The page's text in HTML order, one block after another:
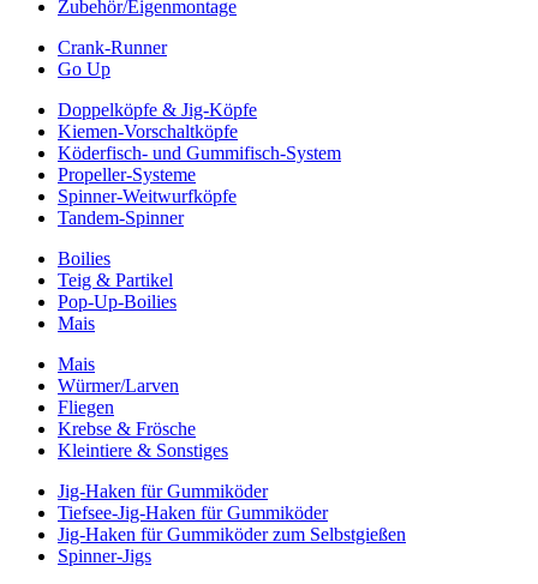
Zubehör/Eigenmontage
Crank-Runner
Go Up
Doppelköpfe & Jig-Köpfe
Kiemen-Vorschaltköpfe
Köderfisch- und Gummifisch-System
Propeller-Systeme
Spinner-Weitwurfköpfe
Tandem-Spinner
Boilies
Teig & Partikel
Pop-Up-Boilies
Mais
Mais
Würmer/Larven
Fliegen
Krebse & Frösche
Kleintiere & Sonstiges
Jig-Haken für Gummiköder
Tiefsee-Jig-Haken für Gummiköder
Jig-Haken für Gummiköder zum Selbstgießen
Spinner-Jigs